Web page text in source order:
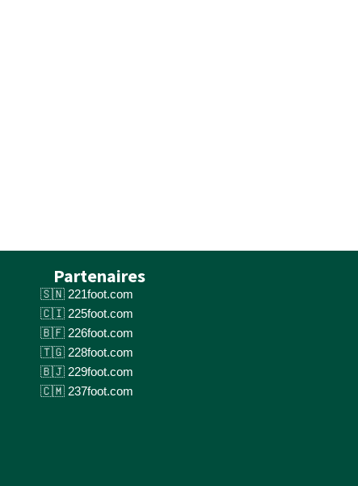
Partenaires
221foot.com
225foot.com
226foot.com
228foot.com
229foot.com
237foot.com